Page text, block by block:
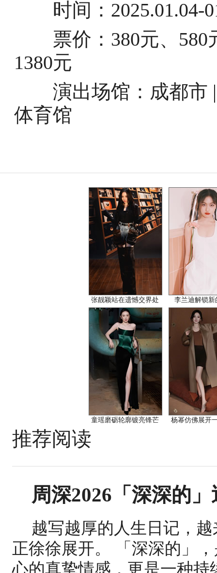
时间：2025.01.04-
票价：380元、580
1380元
演出场馆：成都市 |
体育馆
张靓颖站在遗憾交界处 李兰迪解锁新
童瑶磨砺轮廓镀亮锋芒 杨幂仿佛展开
推荐阅读
周深2026「深深的
越写越厚的人生日记，
正徐徐展开。 「深深的」
心的真挚情感，更是一种